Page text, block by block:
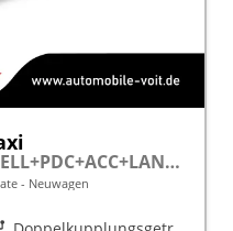
Trend Maxi+NEUES MODELL+PDC+ACC+LANE ASSIST
Neuwagen